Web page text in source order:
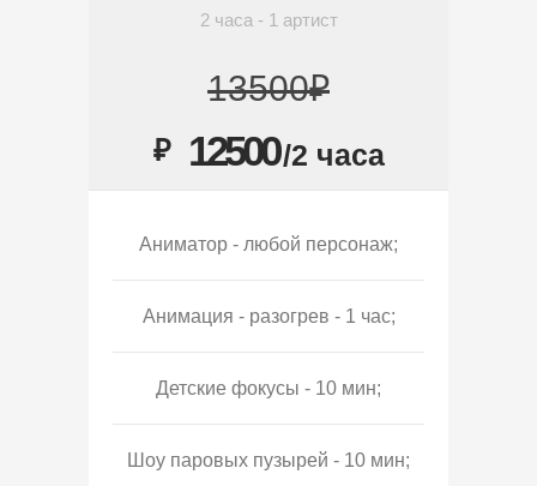
2 часа - 1 артист
13500₽
₽ 12500/2 часа
Аниматор - любой персонаж;
Анимация - разогрев - 1 час;
Детские фокусы - 10 мин;
Шоу паровых пузырей - 10 мин;